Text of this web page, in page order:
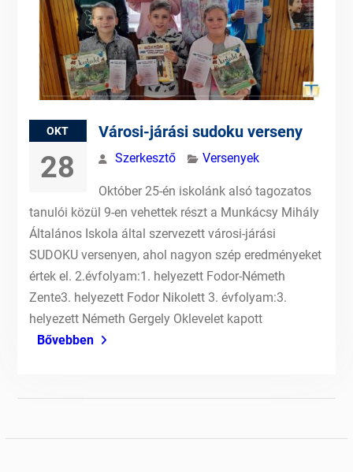
OKT
28
Városi-járási sudoku verseny
Szerkesztő Versenyek
Október 25-én iskolánk alsó tagozatos
tanulói közül 9-en vehettek részt a Munkácsy Mihály
Általános Iskola által szervezett városi-járási
SUDOKU versenyen, ahol nagyon szép eredményeket
értek el. 2.évfolyam:1. helyezett Fodor-Németh
Zente3. helyezett Fodor Nikolett 3. évfolyam:3.
helyezett Németh Gergely Oklevelet kapott
Bővebben